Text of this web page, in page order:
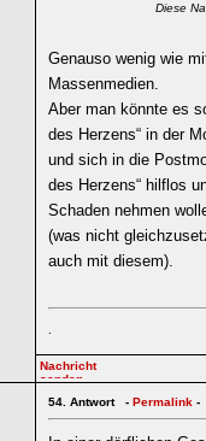
Diese
Genauso wenig wie
Massenmedien.
Aber man könnte es
des Herzens“ in der
und sich in die
des Herzens“ hilflos
Schaden nehmen
(was nicht
auch mit diesem).
.
54. Antwort - Permalink -